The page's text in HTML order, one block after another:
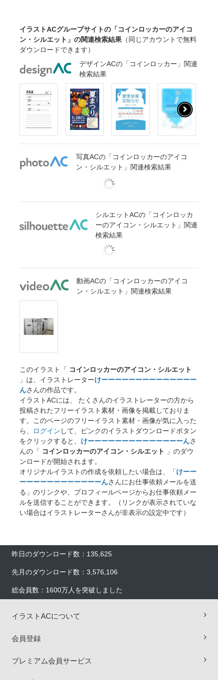
イラストACグループサイトの「コインロッカーのアイコ
ン・シルエット」の関連検索結果 （同じアカウントで無料
ダウンロードできます）
デザインACの「コインロッカー」関連
検索結果
写真ACの「コインロッカーのアイコ
ン・シルエット」関連検索結果
シルエットACの「コインロッカ
ーのアイコン・シルエット」関連
検索結果
動画ACの「コインロッカーのアイコ
ン・シルエット」関連検索結果
このイラスト「 コインロッカーのアイコン・シルエット
」は、イラストレーターけーーーーーーーーーーーーーー
んさんの作品です。
イラストACには、 たくさんのイラストレーターの方から
投稿されたフリーイラスト素材・画像を掲載しておりま
す。このページのフリーイラスト素材・画像が気に入った
ら、
ログイン して、ピンクのイラストダウンロードボタン
をクリックすると、 けーーーーーーーーーーーーーーんさ
んの「 コインロッカーのアイコン・シルエット
」のダウ
ンロードが開始されます。
オリジナルイラストの作成を依頼したい場合は、「けーー
ーーーーーーーーーーーーんさんにお仕事依頼メールを送
る」のリンクや、プロフィールページからお仕事依頼メー
ルを送信することができます。（リンクが表示されていな
い場合はイラストレーターさんが非表示の設定中です）
昨日のダウンロード数：135,625
先月のダウンロード数：3,576,106
総会員数：1600万人を突破しました
イラストACについて
会員登録
プレミアム会員サービス